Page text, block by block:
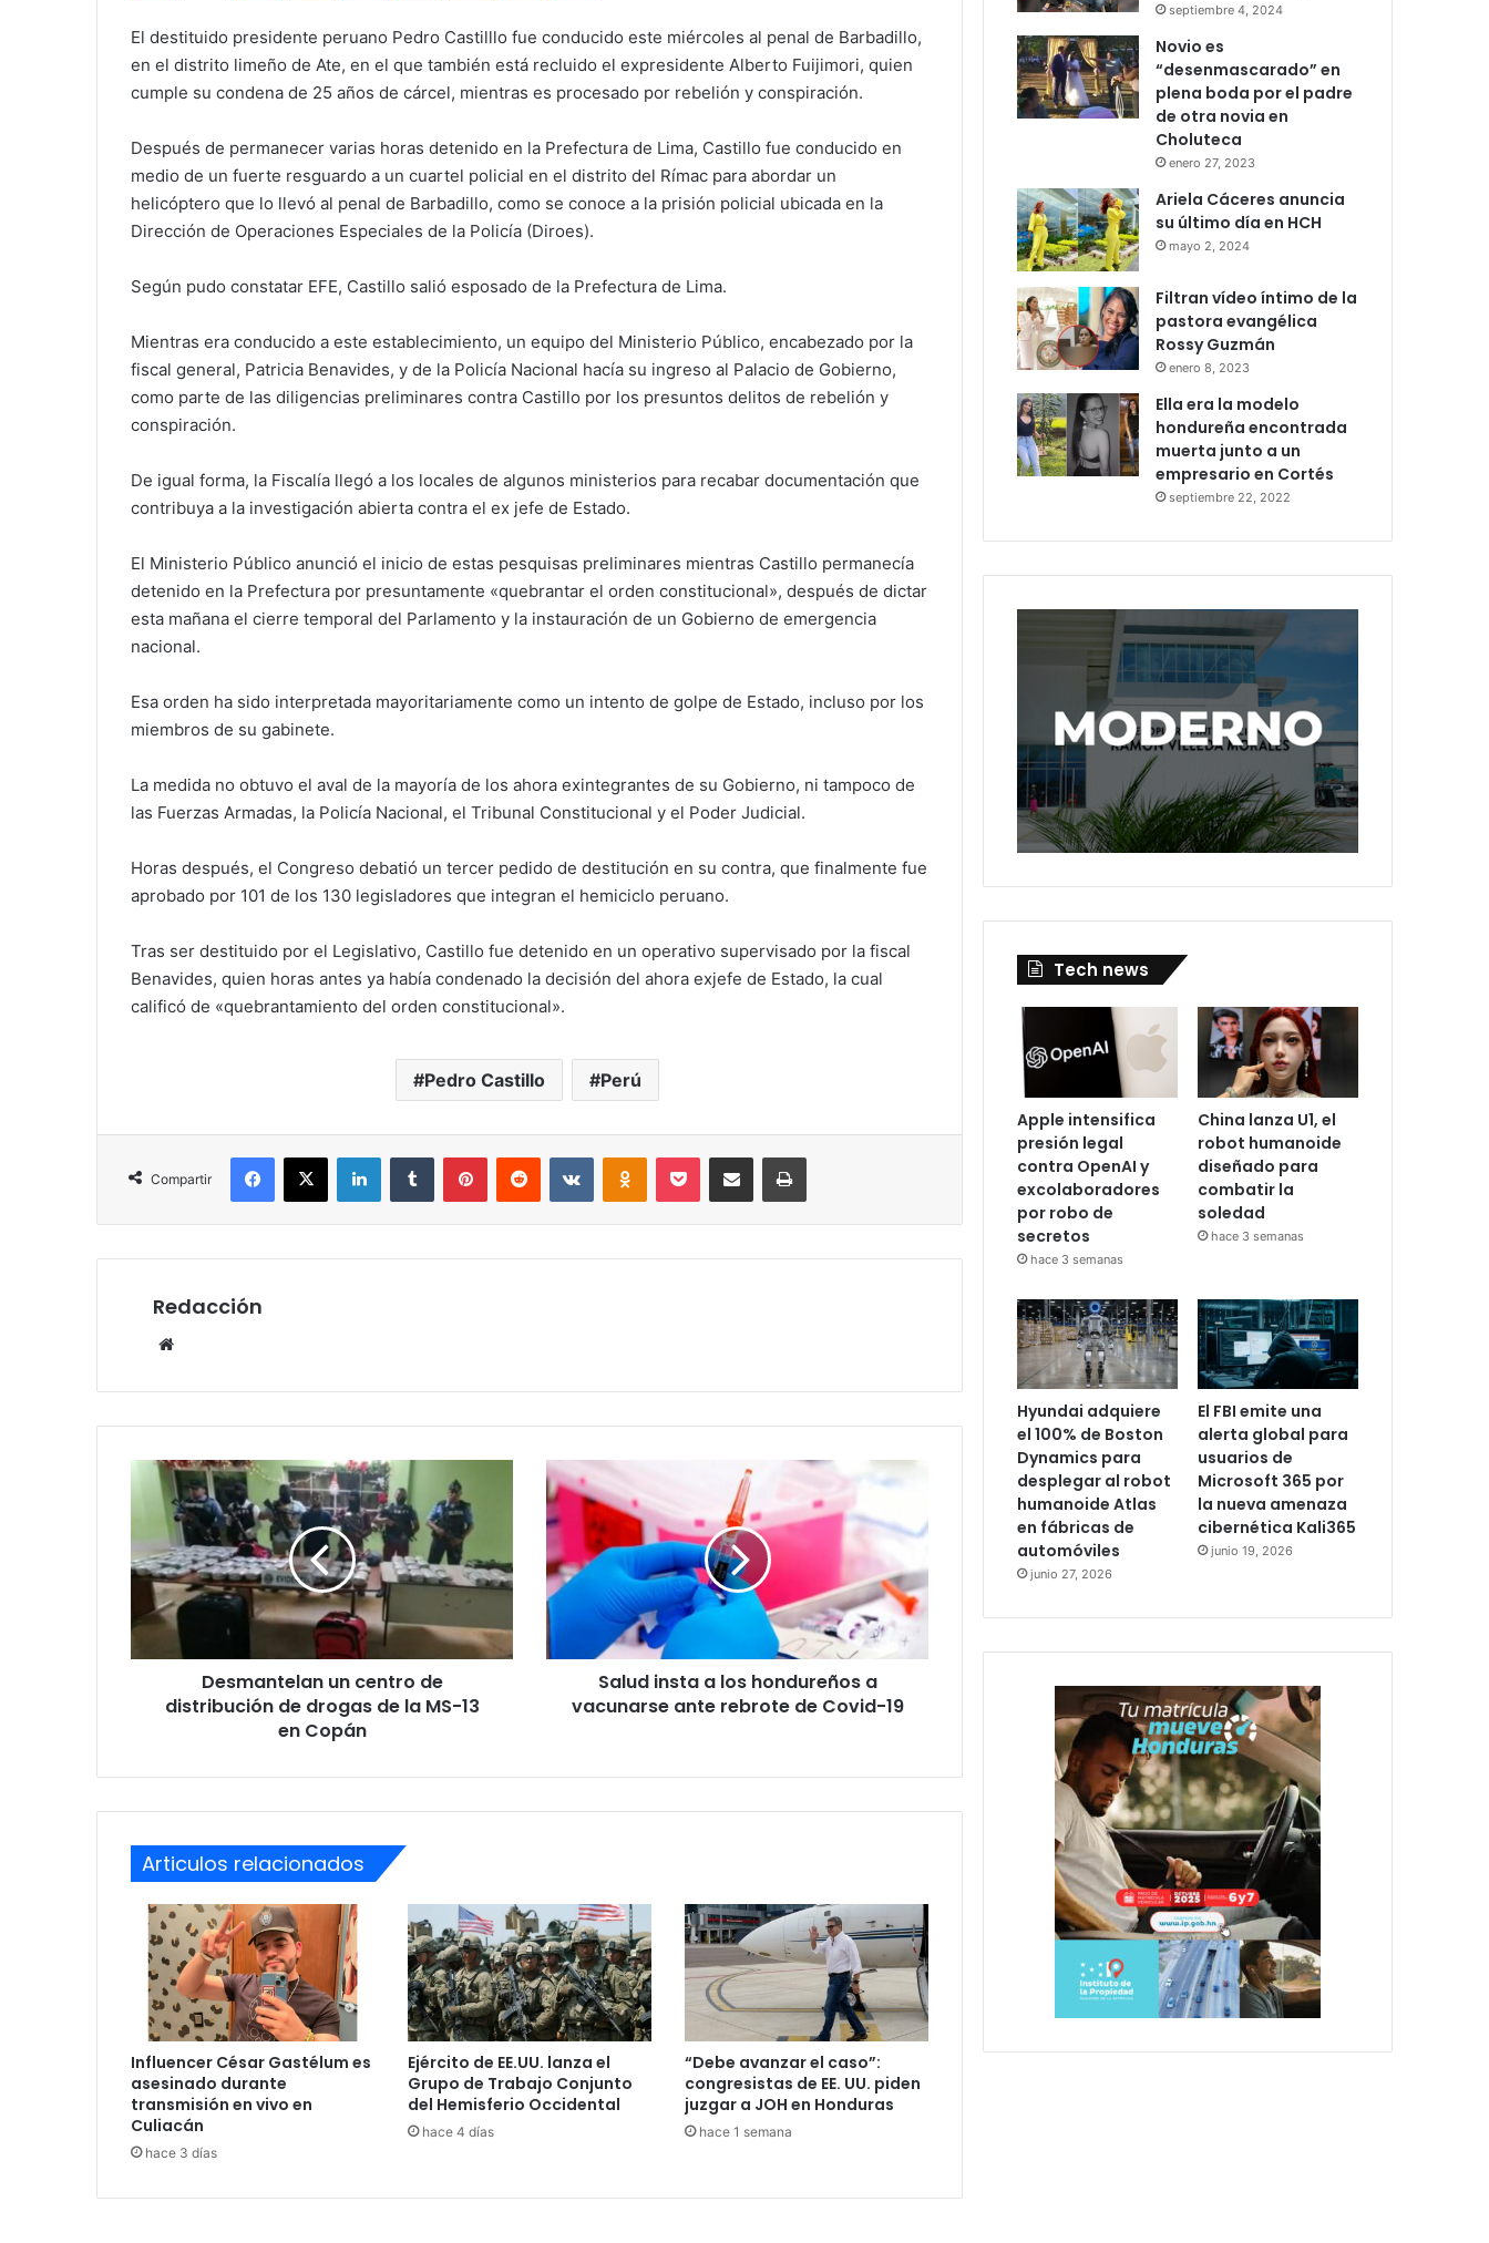
El destituido presidente peruano Pedro Castilllo fue conducido este miércoles al penal de Barbadillo,
en el distrito limeño de Ate, en el que también está recluido el expresidente Alberto Fuijimori, quien
cumple su condena de 25 años de cárcel, mientras es procesado por rebelión y conspiración.
Después de permanecer varias horas detenido en la Prefectura de Lima, Castillo fue conducido en
medio de un fuerte resguardo a un cuartel policial en el distrito del Rímac para abordar un
helicóptero que lo llevó al penal de Barbadillo, como se conoce a la prisión policial ubicada en la
Dirección de Operaciones Especiales de la Policía (Diroes).
Según pudo constatar EFE, Castillo salió esposado de la Prefectura de Lima.
Mientras era conducido a este establecimiento, un equipo del Ministerio Público, encabezado por la
fiscal general, Patricia Benavides, y de la Policía Nacional hacía su ingreso al Palacio de Gobierno,
como parte de las diligencias preliminares contra Castillo por los presuntos delitos de rebelión y
conspiración.
De igual forma, la Fiscalía llegó a los locales de algunos ministerios para recabar documentación que
contribuya a la investigación abierta contra el ex jefe de Estado.
El Ministerio Público anunció el inicio de estas pesquisas preliminares mientras Castillo permanecía
detenido en la Prefectura por presuntamente «quebrantar el orden constitucional», después de dictar
esta mañana el cierre temporal del Parlamento y la instauración de un Gobierno de emergencia
nacional.
Esa orden ha sido interpretada mayoritariamente como un intento de golpe de Estado, incluso por los
miembros de su gabinete.
La medida no obtuvo el aval de la mayoría de los ahora exintegrantes de su Gobierno, ni tampoco de
las Fuerzas Armadas, la Policía Nacional, el Tribunal Constitucional y el Poder Judicial.
Horas después, el Congreso debatió un tercer pedido de destitución en su contra, que finalmente fue
aprobado por 101 de los 130 legisladores que integran el hemiciclo peruano.
Tras ser destituido por el Legislativo, Castillo fue detenido en un operativo supervisado por la fiscal
Benavides, quien horas antes ya había condenado la decisión del ahora exjefe de Estado, la cual
calificó de «quebrantamiento del orden constitucional».
Pedro Castillo Perú
Compartir
Facebook
X LinkedInTumblr PinterestReddit VKontakteOdnoklassniki
Pocket compartit via email Print
Redacción
Desmantelan
centro
de
distribución
drogas
de
la
Desmantelan un centro de
distribución de drogas de la MS-13
en Copán
Salud
insta
a
hondureños
a
vacunarse
ante
rebrote
Covid-
Salud insta a los hondureños a
vacunarse ante rebrote de Covid-19
Articulos relacionados
Influencer César Gastélum es
asesinado durante
transmisión en vivo en
Culiacán
hace 3 días
Ejército de EE.UU. lanza el
Grupo de Trabajo Conjunto
del Hemisferio Occidental
hace 4 días
“Debe avanzar el caso”:
congresistas de EE. UU. piden
juzgar a JOH en Honduras
hace 1 semana
septiembre 4, 2024
Novio es
“desenmascarado” en
plena boda por el padre
de otra novia en
Choluteca
enero 27, 2023
Ariela Cáceres anuncia
su último día en HCH
mayo 2, 2024
Filtran vídeo íntimo de la
pastora evangélica
Rossy Guzmán
enero 8, 2023
Ella era la modelo
hondureña encontrada
muerta junto a un
empresario en Cortés
septiembre 22, 2022
Tech news
Apple intensifica
presión legal
contra OpenAI y
excolaboradores
por robo de
secretos
hace 3 semanas
China lanza U1, el
robot humanoide
diseñado para
combatir la
soledad
hace 3 semanas
Hyundai adquiere
el 100% de Boston
Dynamics para
desplegar al robot
humanoide Atlas
en fábricas de
automóviles
junio 27, 2026
El FBI emite una
alerta global para
usuarios de
Microsoft 365 por
la nueva amenaza
cibernética Kali365
junio 19, 2026